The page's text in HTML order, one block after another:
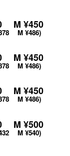
M ¥450
M ¥486)
M ¥450
M ¥486)
M ¥450
M ¥486)
M ¥500
M ¥540)